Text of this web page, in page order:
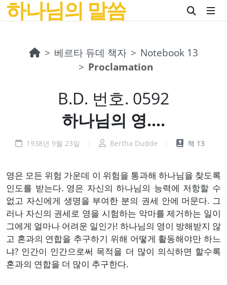
하나님의 말씀
베르타 듀데 책자
Notebook 13
Proclamation
B.D. 번호. 0592
하나님의 영....
1938년 9월 23일 Bertha Dudde 책 13
영은 모든 위험 가운데 이 위험을 통과해 하나님을 찾도록
인도를 받는다. 영은 자신의 하나님의 능력에 저항할 수
없고 자신에게 생명을 부여한 분의 권세 안에 머문다. 그
러나 자신의 권세로 영을 시험하는 악마를 제거하는 일이
그에게 얼마나 어려운 일인가! 하나님의 영이 방해받지 않
고 혼과의 연합을 추구하기 위해 어떻게 활동해야만 하느
냐? 인간이 인간으로써 목적을 더 많이 의식하면 할수록
혼과의 연합을 더 많이 추구한다.